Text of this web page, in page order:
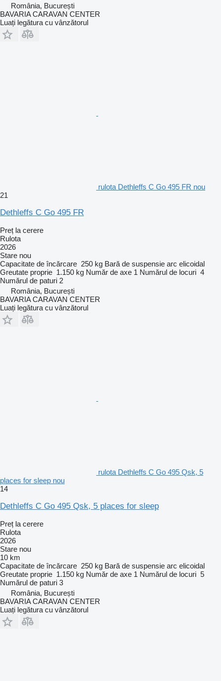
România, București
BAVARIA CARAVAN CENTER
Luați legătura cu vânzătorul
rulota Dethleffs C Go 495 FR nou
21
Dethleffs C Go 495 FR
Preț la cerere
Rulota
2026
Stare nou
Capacitate de încărcare 250 kg Bară de suspensie arc elicoidal
Greutate proprie 1.150 kg Număr de axe 1 Numărul de locuri 4
Numărul de paturi 2
România, București
BAVARIA CARAVAN CENTER
Luați legătura cu vânzătorul
rulota Dethleffs C Go 495 Qsk, 5
places for sleep nou
14
Dethleffs C Go 495 Qsk, 5 places for sleep
Preț la cerere
Rulota
2026
Stare nou
10 km
Capacitate de încărcare 250 kg Bară de suspensie arc elicoidal
Greutate proprie 1.150 kg Număr de axe 1 Numărul de locuri 5
Numărul de paturi 3
România, București
BAVARIA CARAVAN CENTER
Luați legătura cu vânzătorul